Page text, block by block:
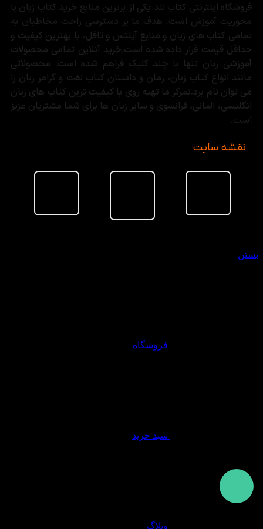
فروشگاه اینترنتی کتاب لند یکی از برترین منابع خرید کتاب زبان با
محوریت آموزش است. هدف ما بر دسترسی راحت مخاطبان به
تمامی کتاب های زبان و منابع آیلتس و تافل، با بهترین کیفیت و
حداقل قیمت قرار داده شده است.خرید آنلاین تمامی محصولات
آموزشی زبان تنها با چند کلیک فراهم شده است. محصولاتی
مانند انواع کتاب زبان، رمان و داستان کتاب لغت و گرامر زبان را
می توان نام برد.تمرکز ما تهیه روی با کیفیت ترین کتاب های زبان
انگلیسی، آلمانی، فرانسوی و سایر زبان ها برای شما مشتریان عزیز
است.
نقشه سایت
بستن
فروشگاه
سبد خرید
وبلاگ